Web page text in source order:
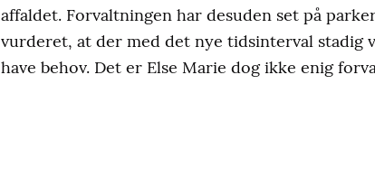
affaldet. Forvaltningen har desuden set på
vurderet, at der med det nye tidsinterval
have behov. Det er Else Marie dog ikke enig